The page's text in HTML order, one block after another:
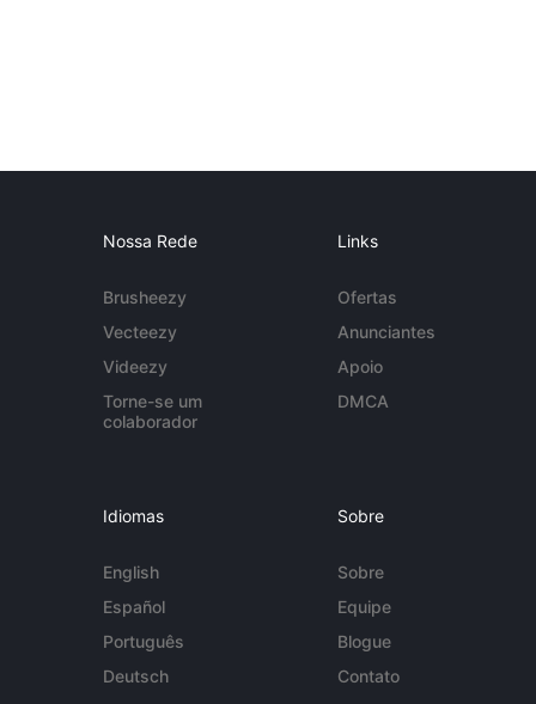
Nossa Rede
Brusheezy
Vecteezy
Videezy
Torne-se um
colaborador
Links
Ofertas
Anunciantes
Apoio
DMCA
Idiomas
English
Español
Português
Deutsch
Sobre
Sobre
Equipe
Blogue
Contato